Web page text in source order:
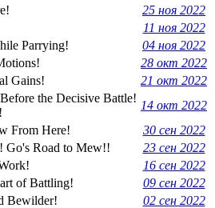
25 ноя 2022
11 ноя 2022
Parrying!
04 ноя 2022
28 окт 2022
Gains!
21 окт 2022
the Decisive Battle!
14 окт 2022
From Here!
30 сен 2022
Road to Mew!!
23 сен 2022
16 сен 2022
of Battling!
09 сен 2022
Bewilder!
02 сен 2022